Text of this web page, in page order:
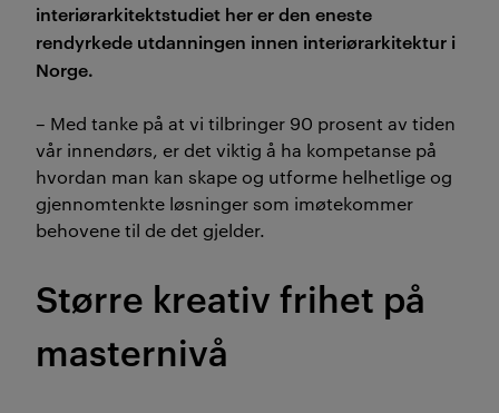
interiørarkitektstudiet her er den eneste
rendyrkede utdanningen innen interiørarkitektur i
Norge.
– Med tanke på at vi tilbringer 90 prosent av tiden
vår innendørs, er det viktig å ha kompetanse på
hvordan man kan skape og utforme helhetlige og
gjennomtenkte løsninger som imøtekommer
behovene til de det gjelder.
Større kreativ frihet på
masternivå